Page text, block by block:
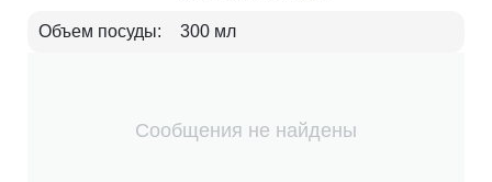
Объем посуды: 300 мл
Сообщения не найдены